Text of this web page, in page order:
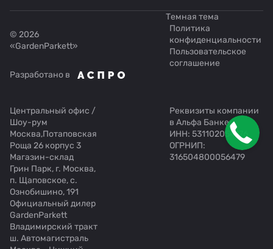
© 2026
«GardenParkett»
Темная тема
Политика
конфиденциальности
Пользовательское
соглашение
Разработано в
Центральный офис /
Шоу-рум
Москва,Потаповская
Роща 26 корпус 3
Магазин-склад
Грин Парк, г. Москва,
п. Щаповское, с.
Ознобишино, 191
Официальный дилер
GardenParkett
Владимирский тракт
ш. Автомагистраль
Реквизиты компании
в Альфа Банке:
ИНН: 531102054176
ОГРНИП:
316504800056479